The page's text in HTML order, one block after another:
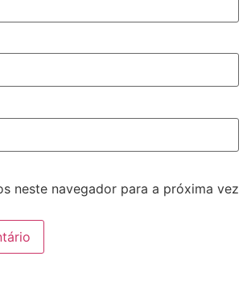
neste navegador para a próxima vez